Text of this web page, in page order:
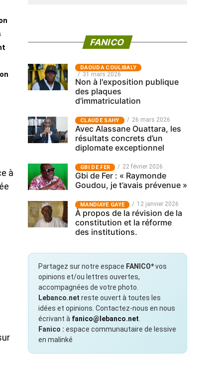
à
FANICO
‎DAOUDA COULIBALY
31 mars 2026
Non à l'exposition publique
des plaques
d'immatriculation
CLAUDE SAHY 26 mars 2026
Avec Alassane Ouattara, les
résultats concrets d’un
diplomate exceptionnel
GBI DE FER 22 février 2026
Gbi de Fer : « Raymonde
Goudou, je t’avais prévenue »
MANDIAYE GAYE 12 janvier 2026
À propos de la révision de la
constitution et la réforme
des institutions.
Partagez sur notre espace FANICO*vos
opinions et/ou lettres ouvertes,
accompagnées de votre photo.
Lebanco.net reste ouvert à toutes les
idées et opinions. Contactez-nous en nous
écrivant à fanico@lebanco.net
Fanico : espace communautaire de lessive
en malinké